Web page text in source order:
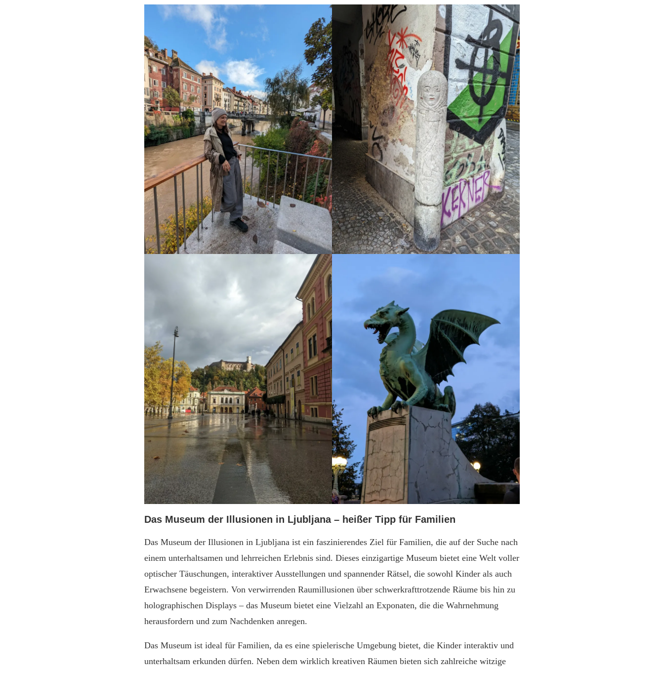
Das Museum der Illusionen in Ljubljana – heißer Tipp für Familien
Das Museum der Illusionen in Ljubljana ist ein faszinierendes Ziel für Familien, die auf der Suche nach
einem unterhaltsamen und lehrreichen Erlebnis sind. Dieses einzigartige Museum bietet eine Welt voller
optischer Täuschungen, interaktiver Ausstellungen und spannender Rätsel, die sowohl Kinder als auch
Erwachsene begeistern. Von verwirrenden Raumillusionen über schwerkrafttrotzende Räume bis hin zu
holographischen Displays – das Museum bietet eine Vielzahl an Exponaten, die die Wahrnehmung
herausfordern und zum Nachdenken anregen.
Das Museum ist ideal für Familien, da es eine spielerische Umgebung bietet, die Kinder interaktiv und
unterhaltsam erkunden dürfen. Neben dem wirklich kreativen Räumen bieten sich zahlreiche witzige